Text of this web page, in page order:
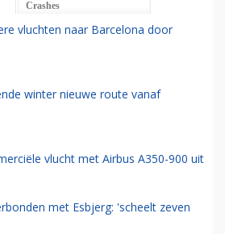
Crashes
vluchten naar Barcelona door
winter nieuwe route vanaf
vlucht met Airbus A350-900 uit
met Esbjerg: 'scheelt zeven